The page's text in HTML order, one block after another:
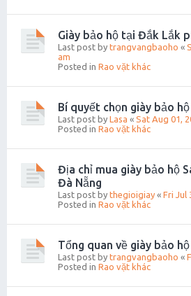
Giày bảo hộ tại Đắk Lắk
Last post by trangvangbaoho «
am
Posted in Rao vặt khác
Bí quyết chọn giày bảo
Last post by Lasa « Sat Aug 01,
Posted in Rao vặt khác
Địa chỉ mua giày bảo hộ
Đà Nẵng
Last post by thegioigiay « Fri Jul
Posted in Rao vặt khác
Tổng quan về giày bảo
Last post by trangvangbaoho «
Posted in Rao vặt khác